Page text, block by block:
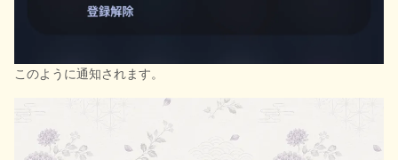
このように通知されます。